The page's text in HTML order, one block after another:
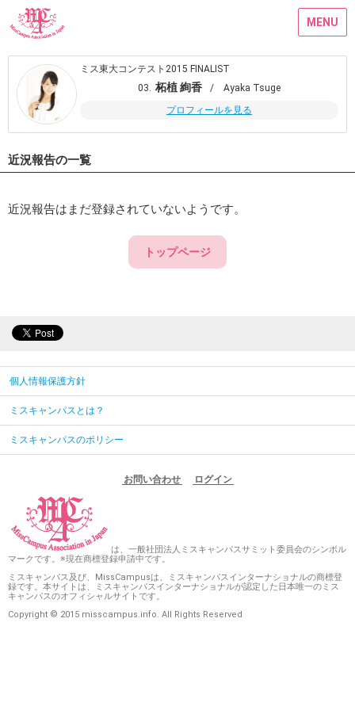
MENU
ミス東大コンテスト2015 FINALIST
03. 柘植 絢香
/ Ayaka Tsuge
プロフィールを見る
近況報告の一覧
近況報告はまだ登録されていないようです。
トップページ
個人情報保護方針
ミスキャンパスとは？
ミスキャンパスのポリシー
お問い合わせ ログイン
は、一般社団法人ミスキャンパスサミット委員会のシンボル
マークです。※現在商標登録申請中です。
ミスキャンパス及び、MissCampusは、ミスキャンパスインターナショナルの商標登
録です。本サイトは、ミスキャンパスインターナショナルが認定した日本唯一のミス
キャンパスのオフィシャルサイトです。
Copyright © 2015 misscampus.info. All Rights Reserved